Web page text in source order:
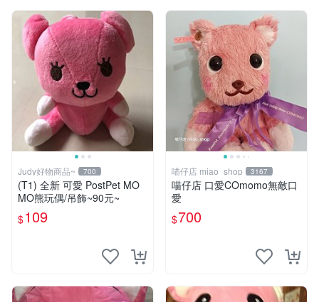
Judy好物商品~ 700
(T1) 全新 可愛 PostPet MO
MO熊玩偶/吊飾~90元~
$109
喵仔店 miao_shop 3167
喵仔店 口愛COmomo無敵口
愛
$700